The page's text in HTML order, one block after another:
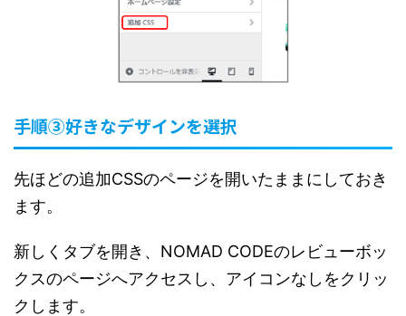
手順③好きなデザインを選択
先ほどの追加CSSのページを開いたままにしておき
ます。
新しくタブを開き、NOMAD CODEのレビューボッ
クスのページへアクセスし、アイコンなしをクリッ
クします。